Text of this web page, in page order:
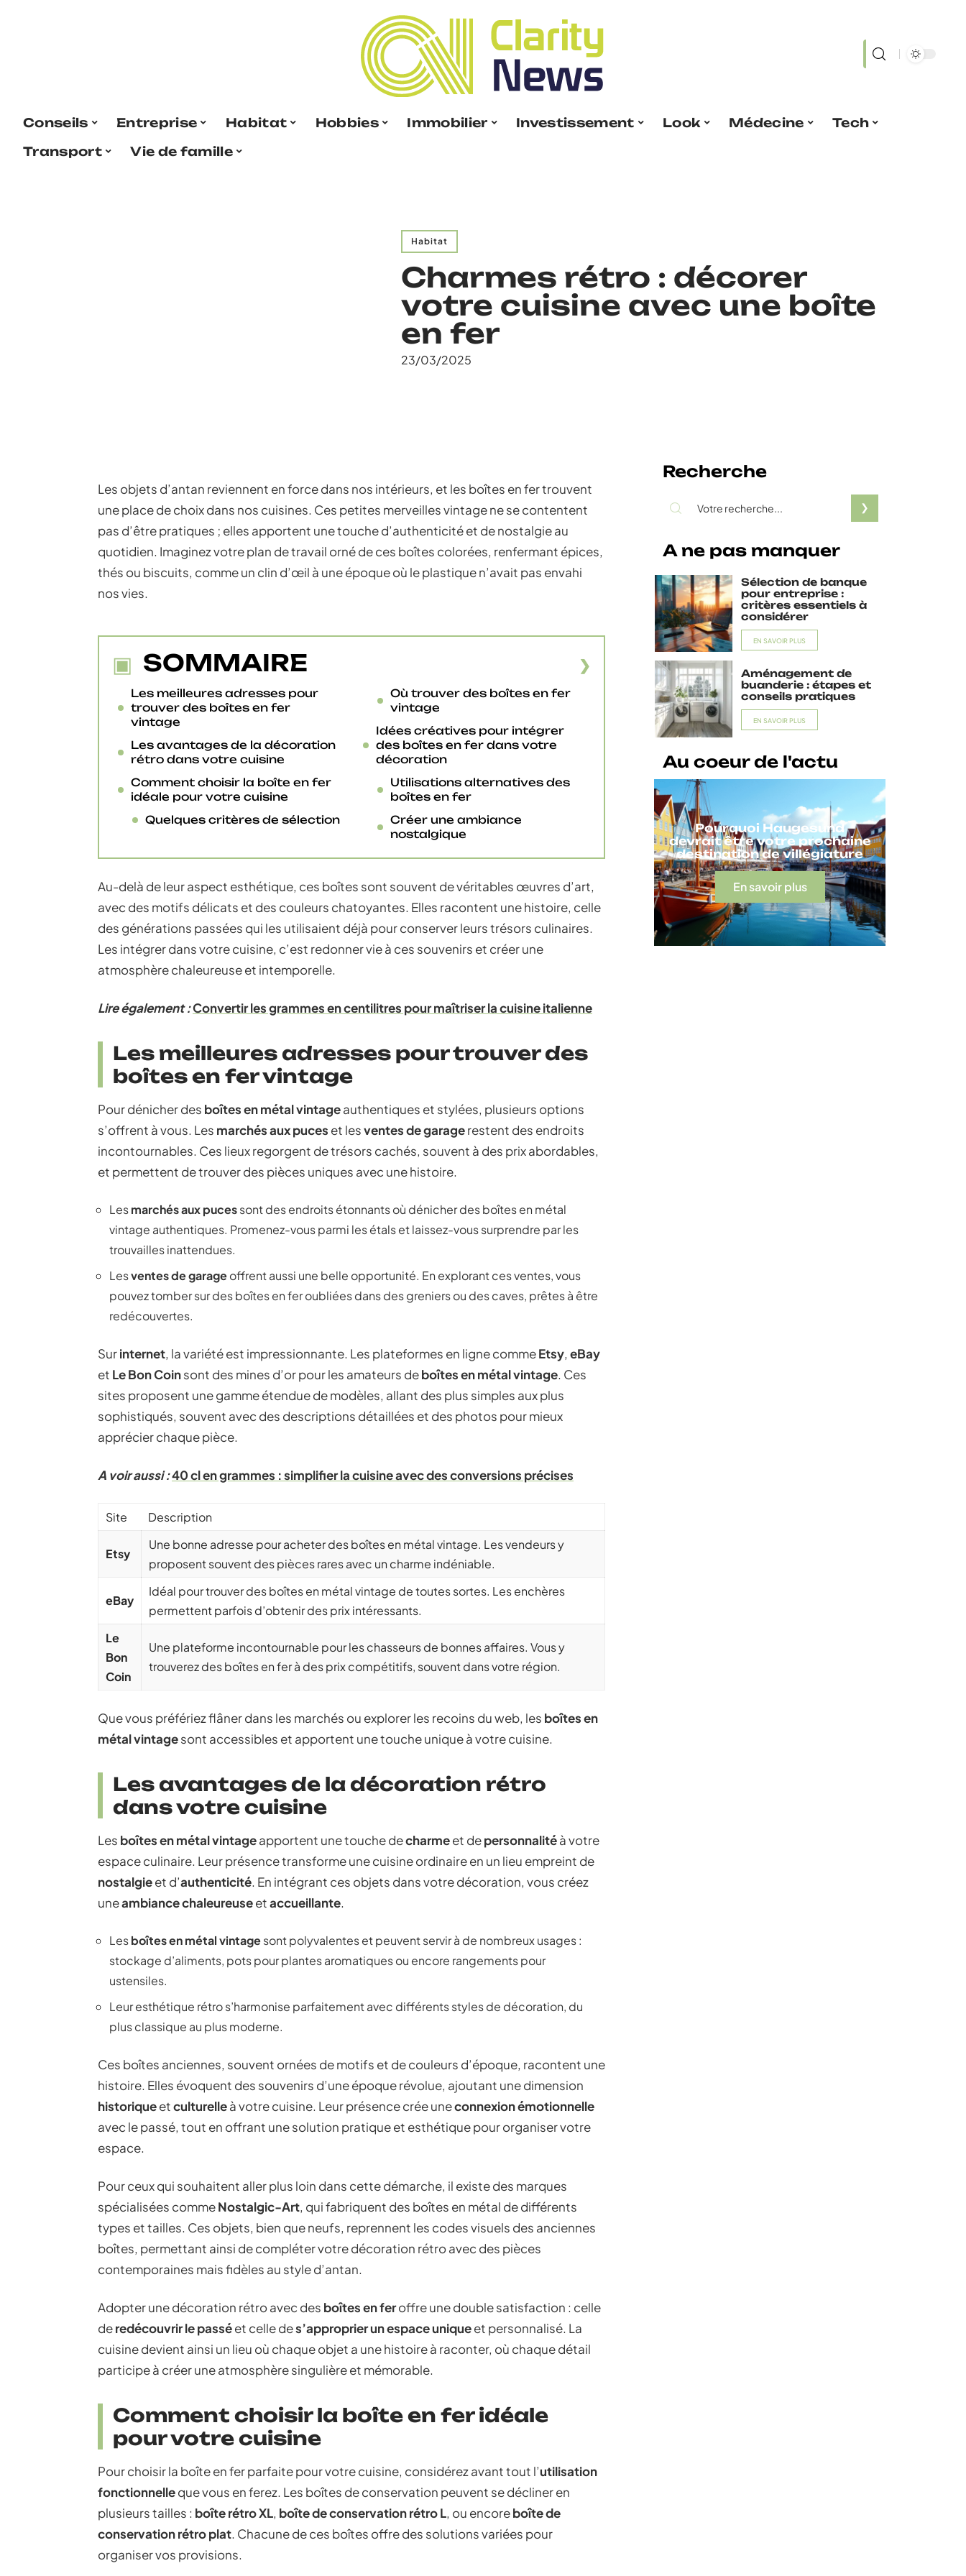
Conseils Entreprise Habitat Hobbies Immobilier Investissement Look Médecine
Tech
Transport
Vie de famille
Habitat
Charmes rétro : décorer
votre cuisine avec une boîte
en fer
23/03/2025
Les objets d’antan reviennent en force dans nos intérieurs, et les boîtes en fer trouvent
une place de choix dans nos cuisines. Ces petites merveilles vintage ne se contentent
pas d’être pratiques ; elles apportent une touche d’authenticité et de nostalgie au
quotidien. Imaginez votre plan de travail orné de ces boîtes colorées, renfermant épices,
thés ou biscuits, comme un clin d’œil à une époque où le plastique n’avait pas envahi
nos vies.
SOMMAIRE
Les meilleures adresses pour
trouver des boîtes en fer
vintage
Les avantages de la décoration
rétro dans votre cuisine
Comment choisir la boîte en fer
idéale pour votre cuisine
Quelques critères de sélection
Où trouver des boîtes en fer
vintage
Idées créatives pour intégrer
des boîtes en fer dans votre
décoration
Utilisations alternatives des
boîtes en fer
Créer une ambiance
nostalgique
Au-delà de leur aspect esthétique, ces boîtes sont souvent de véritables œuvres d’art,
avec des motifs délicats et des couleurs chatoyantes. Elles racontent une histoire, celle
des générations passées qui les utilisaient déjà pour conserver leurs trésors culinaires.
Les intégrer dans votre cuisine, c’est redonner vie à ces souvenirs et créer une
atmosphère chaleureuse et intemporelle.
Lire également :Convertir les grammes en centilitres pour maîtriser la cuisine italienne
Les meilleures adresses pour trouver des
boîtes en fer vintage
Pour dénicher des boîtes en métal vintageauthentiques et stylées, plusieurs options
s’offrent à vous. Les marchés aux puces et lesventes de garagerestent des endroits
incontournables. Ces lieux regorgent de trésors cachés, souvent à des prix abordables,
et permettent de trouver des pièces uniques avec une histoire.
Lesmarchés aux pucessont des endroits étonnants où dénicher des boîtes en métal
vintage authentiques. Promenez-vous parmi les étals et laissez-vous surprendre par les
trouvailles inattendues.
Lesventes de garageoffrent aussi une belle opportunité. En explorant ces ventes, vous
pouvez tomber sur des boîtes en fer oubliées dans des greniers ou des caves, prêtes à être
redécouvertes.
Surinternet, la variété est impressionnante. Les plateformes en ligne commeEtsy, eBay
et Le Bon Coinsont des mines d’or pour les amateurs deboîtes en métal vintage. Ces
sites proposent une gamme étendue de modèles, allant des plus simples aux plus
sophistiqués, souvent avec des descriptions détaillées et des photos pour mieux
apprécier chaque pièce.
A voir aussi :40 cl en grammes : simplifier la cuisine avec des conversions précises
Site Description
Etsy
Une bonne adresse pour acheter des boîtes en métal vintage. Les vendeurs y
proposent souvent des pièces rares avec un charme indéniable.
eBay
Idéal pour trouver des boîtes en métal vintage de toutes sortes. Les enchères
permettent parfois d’obtenir des prix intéressants.
Le
Bon
Coin
Une plateforme incontournable pour les chasseurs de bonnes affaires. Vous y
trouverez des boîtes en fer à des prix compétitifs, souvent dans votre région.
Que vous préfériez flâner dans les marchés ou explorer les recoins du web, les boîtes en
métal vintagesont accessibles et apportent une touche unique à votre cuisine.
Les avantages de la décoration rétro
dans votre cuisine
Les boîtes en métal vintageapportent une touche decharmeet depersonnalitéà votre
espace culinaire. Leur présence transforme une cuisine ordinaire en un lieu empreint de
nostalgieet d’authenticité. En intégrant ces objets dans votre décoration, vous créez
uneambiance chaleureuseetaccueillante.
Lesboîtes en métal vintagesont polyvalentes et peuvent servir à de nombreux usages :
stockage d’aliments, pots pour plantes aromatiques ou encore rangements pour
ustensiles.
Leur esthétique rétro s’harmonise parfaitement avec différents styles de décoration, du
plus classique au plus moderne.
Ces boîtes anciennes, souvent ornées de motifs et de couleurs d’époque, racontent une
histoire. Elles évoquent des souvenirs d’une époque révolue, ajoutant une dimension
historiqueetculturelleà votre cuisine. Leur présence crée uneconnexion émotionnelle
avec le passé, tout en offrant une solution pratique et esthétique pour organiser votre
espace.
Pour ceux qui souhaitent aller plus loin dans cette démarche, il existe des marques
spécialisées commeNostalgic-Art, qui fabriquent des boîtes en métal de différents
types et tailles. Ces objets, bien que neufs, reprennent les codes visuels des anciennes
boîtes, permettant ainsi de compléter votre décoration rétro avec des pièces
contemporaines mais fidèles au style d’antan.
Adopter une décoration rétro avec des boîtes en feroffre une double satisfaction : celle
deredécouvrir le passéet celle des’approprier un espace uniqueet personnalisé. La
cuisine devient ainsi un lieu où chaque objet a une histoire à raconter, où chaque détail
participe à créer une atmosphère singulière et mémorable.
Comment choisir la boîte en fer idéale
pour votre cuisine
Pour choisir la boîte en fer parfaite pour votre cuisine, considérez avant tout l’utilisation
fonctionnelleque vous en ferez. Les boîtes de conservation peuvent se décliner en
plusieurs tailles : boîte rétro XL, boîte de conservation rétro L, ou encoreboîte de
conservation rétro plat. Chacune de ces boîtes offre des solutions variées pour
organiser vos provisions.
Recherche
A ne pas manquer
Sélection de banque
pour entreprise :
critères essentiels à
considérer
EN SAVOIR PLUS
Aménagement de
buanderie : étapes et
conseils pratiques
EN SAVOIR PLUS
Au coeur de l'actu
Pourquoi Haugesund
devrait être votre prochaine
destination de villégiature
En savoir plus